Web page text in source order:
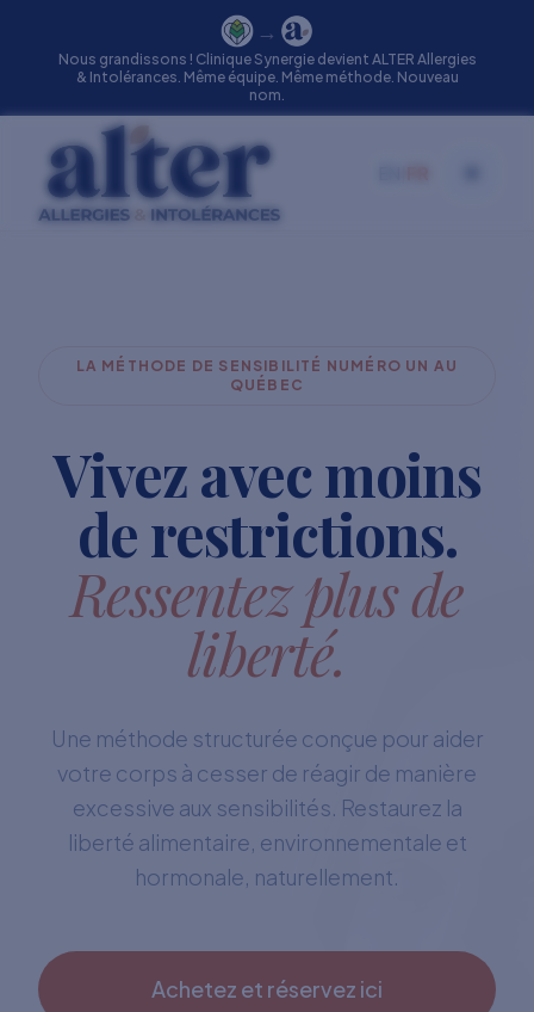
→
Nous grandissons ! Clinique Synergie devient ALTER Allergies
& Intolérances. Même équipe. Même méthode. Nouveau
nom.
LA MÉTHODE DE SENSIBILITÉ NUMÉRO UN AU
QUÉBEC
Vivez avec moins
de restrictions.
Ressentez plus de
liberté.
Une méthode structurée conçue pour aider
votre corps à cesser de réagir de manière
excessive aux sensibilités. Restaurez la
liberté alimentaire, environnementale et
hormonale, naturellement.
Achetez et réservez ici